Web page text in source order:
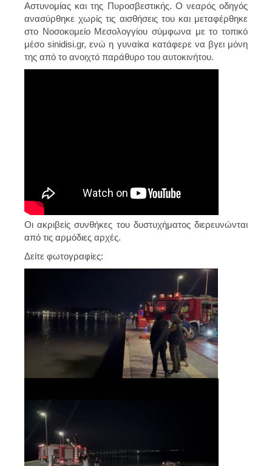
Αστυνομίας και της Πυροσβεστικής. Ο νεαρός οδηγός
ανασύρθηκε χωρίς τις αισθήσεις του και μεταφέρθηκε
στο Νοσοκομείο Μεσολογγίου σύμφωνα με το τοπικό
μέσο sinidisi.gr, ενώ η γυναίκα κατάφερε να βγει μόνη
της από το ανοιχτό παράθυρο του αυτοκινήτου.
Οι ακριβείς συνθήκες του δυστυχήματος διερευνώνται
από τις αρμόδιες αρχές.
Δείτε φωτογραφίες: